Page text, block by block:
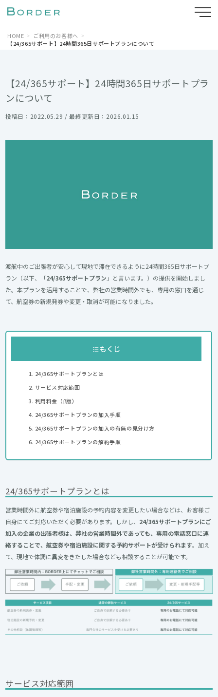
HOME
ご利用のお客様へ
【24/365サポート】24時間365日サポートプランについて
【24/365サポート】24時間365日サポートプラ
ンについて
投稿日：2022.05.29 / 最終更新日：2026.01.15
渡航中のご出張者が安心して現地で滞在できるように24時間365日サポートプ
ラン（以下、「24/365サポートプラン 」と言います。）の提供を開始しまし
た。本プランを活用することで、弊社の営業時間外でも、専用の窓口を通じ
て、航空券の新規発券や変更・取消が可能になりました。
もくじ
24/365サポートプランとは
サービス対応範囲
利用料金（β版）
24/365サポートプランの加入手順
24/365サポートプランの加入の有無の見分け方
24/365サポートプランの解約手順
24/365サポートプランとは
営業時間外に航空券や宿泊施設の予約内容を変更したい場合などは、お客様ご
自身にてご対応いただく必要があります。しかし、 24/365サポートプランにご
加入の企業の出張者様は、弊社の営業時間外であっても、専用の電話窓口に連
絡することで、航空券や宿泊施設に関する予約サポートが受けられます。加え
て、現地で体調に異変をきたした場合なども相談することが可能です。
サービス対応範囲